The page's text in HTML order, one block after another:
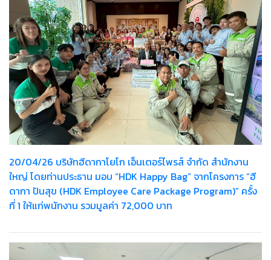
20/04/26 บริษัทฮีดากาโยโก เอ็นเตอร์ไพรส์ จำกัด สำนักงาน
ใหญ่ โดยท่านประธาน มอบ “HDK Happy Bag” จากโครงการ “ฮี
ดากา ปันสุข (HDK Employee Care Package Program)” ครั้ง
ที่ 1 ให้แก่พนักงาน รวมมูลค่า 72,000 บาท